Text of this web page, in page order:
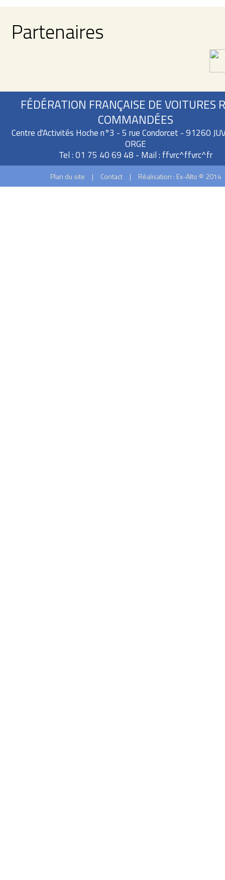
Partenaires
FÉDÉRATION FRANÇAISE DE VOITURES
COMMANDÉES
Centre d'Activités Hoche n°3 - 5 rue Condorcet - 91260
ORGE
Tel : 01 75 40 69 48 - Mail : ffvrc^ffvrc^fr
Plan du site | Contact | Réalisation : Ex-Alto © 2014